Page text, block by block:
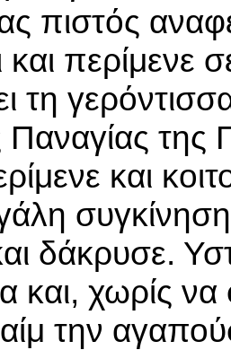
πιστός
και περίμενε
τη
Παναγίας
και
δάκρυσε.
και, χωρίς να
την